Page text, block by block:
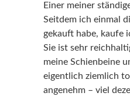
Einer meiner
Seitdem ich einmal
gekauft habe, kaufe
Sie ist sehr
meine Schienbeine
eigentlich ziemlich
angenehm – viel